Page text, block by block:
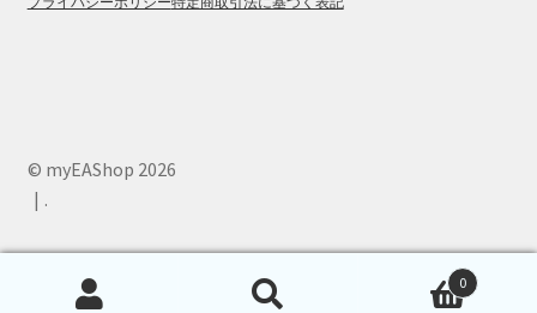
© myEAShop 2026
.
0